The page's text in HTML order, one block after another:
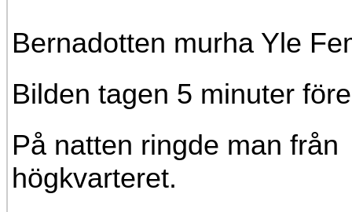
Bernadotten murha Yle
Bilden tagen 5 minuter
På natten ringde man från
högkvarteret.